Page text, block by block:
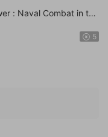
: Naval Combat in the
5